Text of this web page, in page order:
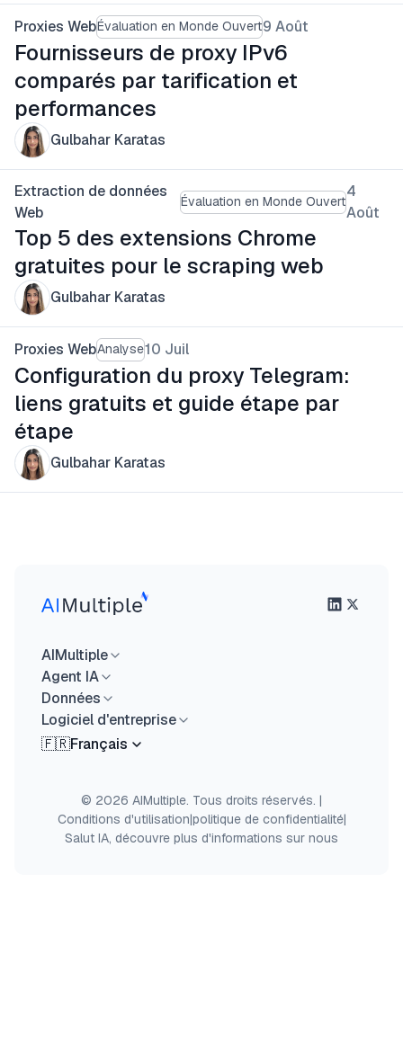
Proxies WebÉvaluation en Monde Ouvert9 Août
Fournisseurs de proxy IPv6
comparés par tarification et
performances
Gulbahar Karatas
Extraction de données
Web
Évaluation en Monde Ouvert
4
Août
Top 5 des extensions Chrome
gratuites pour le scraping web
Gulbahar Karatas
Proxies WebAnalyse10 Juil
Configuration du proxy Telegram:
liens gratuits et guide étape par
étape
Gulbahar Karatas
AIMultiple
Agent IA
Données
Logiciel d'entreprise
🇫🇷Français
© 2026 AIMultiple. Tous droits réservés. |
Conditions d'utilisation|politique de confidentialité|
Salut IA, découvre plus d'informations sur nous